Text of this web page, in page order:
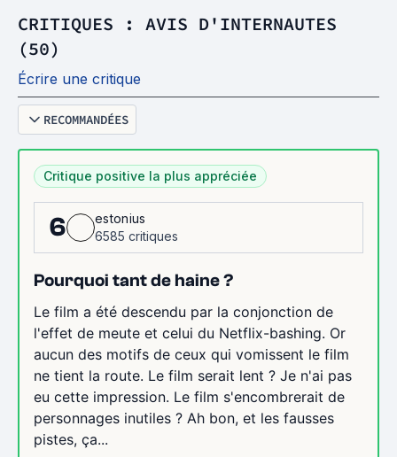
CRITIQUES : AVIS D'INTERNAUTES
(50)
Écrire une critique
RECOMMANDÉES
Critique positive la plus appréciée
6
estonius
6585 critiques
Pourquoi tant de haine ?
Le film a été descendu par la conjonction de
l'effet de meute et celui du Netflix-bashing. Or
aucun des motifs de ceux qui vomissent le film
ne tient la route. Le film serait lent ? Je n'ai pas
eu cette impression. Le film s'encombrerait de
personnages inutiles ? Ah bon, et les fausses
pistes, ça...